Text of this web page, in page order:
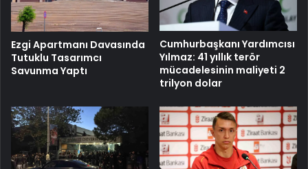
Ezgi Apartmanı Davasında
Tutuklu Tasarımcı
Savunma Yaptı
Cumhurbaşkanı Yardımcısı
Yılmaz: 41 yıllık terör
mücadelesinin maliyeti 2
trilyon dolar